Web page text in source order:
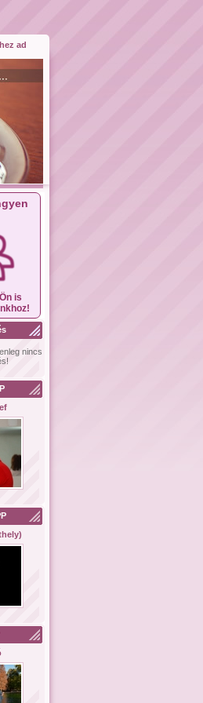
ad
is
nincs